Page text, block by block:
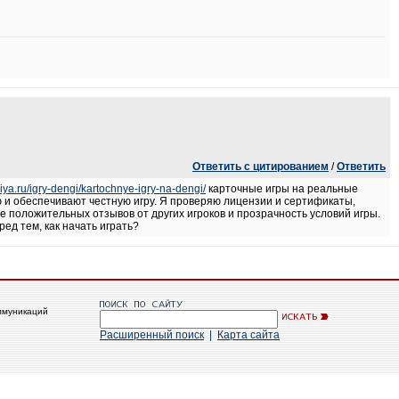
Ответить с цитированием /Ответить
igry-dengi/kartochnye-igry-na-dengi/карточные игры на реальные
обеспечивают честную игру. Я проверяю лицензии и сертификаты,
отзывов от других игроков и прозрачность условий игры.
тем, как начать играть?
Расширенный поиск Карта сайта